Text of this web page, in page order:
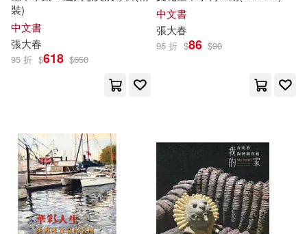
裝)
中文書
張大春
95 折 $618 $650
中文書
張大春
95 折 $86 $90